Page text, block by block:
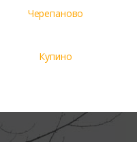
Черепаново
Купино